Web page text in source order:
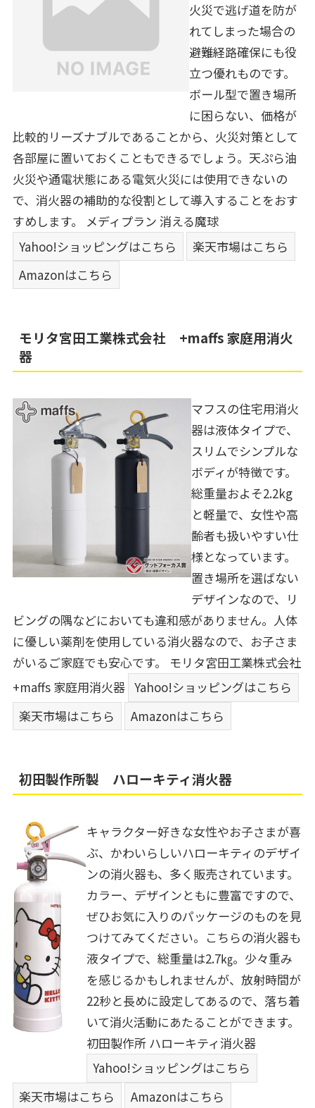
火災で逃げ道を防が
れてしまった場合の
避難経路確保にも役
立つ優れものです。
ボール型で置き場所
に困らない、価格が
比較的リーズナブルであることから、火災対策として
各部屋に置いておくこともできるでしょう。天ぷら油
火災や通電状態にある電気火災には使用できないの
で、消火器の補助的な役割として導入することをおす
すめします。 メディプラン 消える魔球
Yahoo!ショッピングはこちら
楽天市場はこちら
Amazonはこちら
モリタ宮田工業株式会社 +maffs 家庭用消火
器
マフスの住宅用消火
器は液体タイプで、
スリムでシンプルな
ボディが特徴です。
総重量およそ2.2kg
と軽量で、女性や高
齢者も扱いやすい仕
様となっています。
置き場所を選ばない
デザインなので、リ
ビングの隅などにおいても違和感がありません。人体
に優しい薬剤を使用している消火器なので、お子さま
がいるご家庭でも安心です。 モリタ宮田工業株式会社
+maffs 家庭用消火器 Yahoo!ショッピングはこちら
楽天市場はこちら
Amazonはこちら
初田製作所製 ハローキティ消火器
キャラクター好きな女性やお子さまが喜
ぶ、かわいらしいハローキティのデザイ
ンの消火器も、多く販売されています。
カラー、デザインともに豊富ですので、
ぜひお気に入りのパッケージのものを見
つけてみてください。こちらの消火器も
液タイプで、総重量は2.7㎏。少々重み
を感じるかもしれませんが、放射時間が
22秒と長めに設定してあるので、落ち着
いて消火活動にあたることができます。
初田製作所 ハローキティ消火器
Yahoo!ショッピングはこちら
楽天市場はこちら
Amazonはこちら